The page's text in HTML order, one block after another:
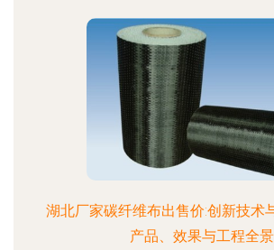
湖北厂家碳纤维布出售价:创新技术
产品、效果与工程全景